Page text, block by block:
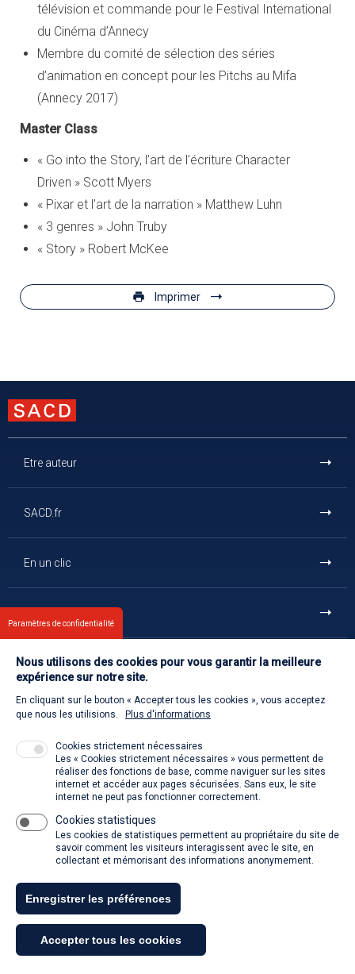
télévision et commande pour le Festival International
du Cinéma d’Annecy
Membre du comité de sélection des séries
d’animation en concept pour les Pitchs au Mifa
(Annecy 2017)
Master Class
« Go into the Story, l’art de l’écriture Character
Driven » Scott Myers
« Pixar et l’art de la narration » Matthew Luhn
« 3 genres » John Truby
« Story » Robert McKee
Imprimer
Etre auteur
SACD.fr
En un clic
La SACD partout, quand vous voulez
Contact
Retour à l'accueil
Venir à la SACD
Tous droits réservés - SACD 2021
Mentions légales et conditions générales d'utilisation
Paramètres de confidentialité
Nous utilisons des cookies pour vous garantir la meilleure
expérience sur notre site.
En cliquant sur le bouton « Accepter tous les cookies », vous acceptez
que nous les utilisions.
Plus d'informations
Cookies strictement nécessaires
Les « Cookies strictement nécessaires » vous permettent de
réaliser des fonctions de base, comme naviguer sur les sites
internet et accéder aux pages sécurisées. Sans eux, le site
internet ne peut pas fonctionner correctement.
Cookies statistiques
Les cookies de statistiques permettent au propriétaire du site de
savoir comment les visiteurs interagissent avec le site, en
collectant et mémorisant des informations anonymement.
Enregistrer les préférences
Accepter tous les cookies